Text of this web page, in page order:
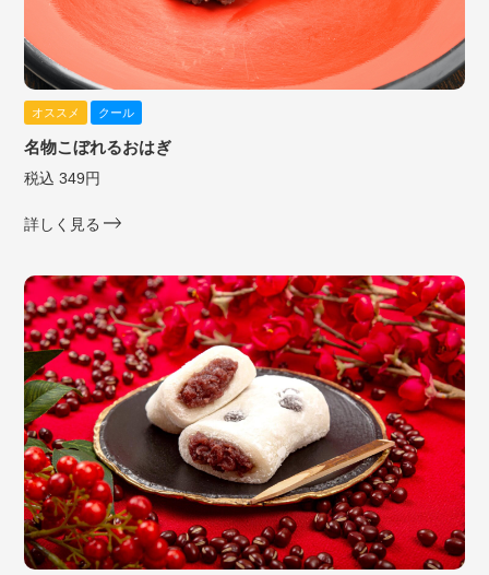
オススメ クール
名物こぼれるおはぎ
税込 349円
詳しく見る